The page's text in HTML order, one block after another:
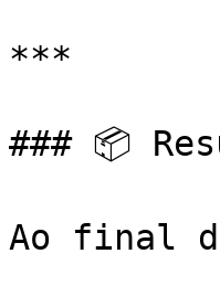
***
### 📦
Ao final